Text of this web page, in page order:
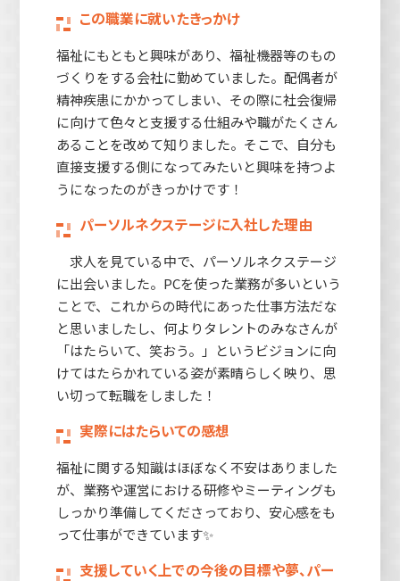
この職業に就いたきっかけ
福祉にもともと興味があり、福祉機器等のもの
づくりをする会社に勤めていました。配偶者が
精神疾患にかかってしまい、その際に社会復帰
に向けて色々と支援する仕組みや職がたくさん
あることを改めて知りました。そこで、自分も
直接支援する側になってみたいと興味を持つよ
うになったのがきっかけです！
パーソルネクステージに入社した理由
求人を見ている中で、パーソルネクステージ
に出会いました。PCを使った業務が多いという
ことで、これからの時代にあった仕事方法だな
と思いましたし、何よりタレントのみなさんが
「はたらいて、笑おう。」というビジョンに向
けてはたらかれている姿が素晴らしく映り、思
い切って転職をしました！
実際にはたらいての感想
福祉に関する知識はほぼなく不安はありました
が、業務や運営における研修やミーティングも
しっかり準備してくださっており、安心感をも
って仕事ができています✨
支援していく上での今後の目標や夢、パー